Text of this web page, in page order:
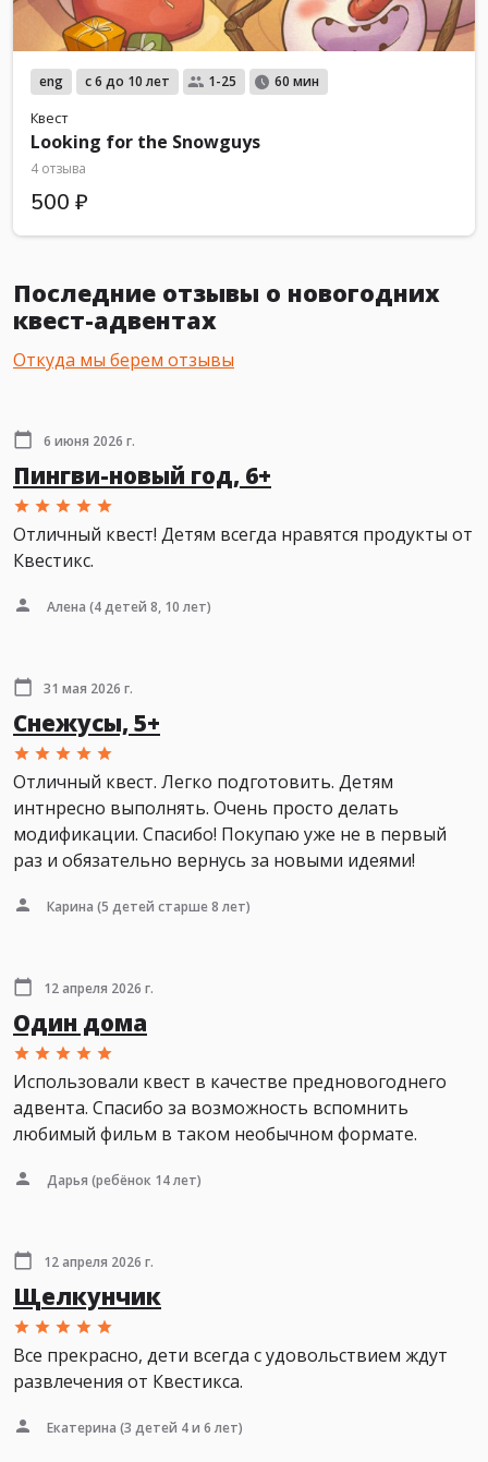
eng с 6 до 10 лет 1-25 60 мин
Квест
Looking for the Snowguys
4 отзыва
500 ₽
Последние отзывы о новогодних
квест-адвентах
Откуда мы берем отзывы
6 июня 2026 г.
Пингви-новый год, 6+
Отличный квест! Детям всегда нравятся продукты от
Квестикс.
Алена (4 детей 8, 10 лет)
31 мая 2026 г.
Снежусы, 5+
Отличный квест. Легко подготовить. Детям
интнресно выполнять. Очень просто делать
модификации. Спасибо! Покупаю уже не в первый
раз и обязательно вернусь за новыми идеями!
Карина (5 детей старше 8 лет)
12 апреля 2026 г.
Один дома
Использовали квест в качестве предновогоднего
адвента. Спасибо за возможность вспомнить
любимый фильм в таком необычном формате.
Дарья (ребёнок 14 лет)
12 апреля 2026 г.
Щелкунчик
Все прекрасно, дети всегда с удовольствием ждут
развлечения от Квестикса.
Екатерина (3 детей 4 и 6 лет)